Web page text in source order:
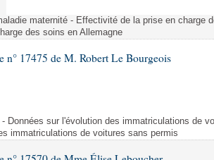
maternité - Effectivité de la prise en charge
des soins en Allemagne
n° 17475 de M. Robert Le Bourgeois
Données sur l'évolution des immatriculations de
immatriculations de voitures sans permis